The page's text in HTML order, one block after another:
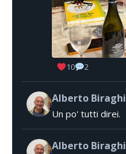
10 2
Alberto Biraghi
Un po' tutti direi.
Alberto Biraghi